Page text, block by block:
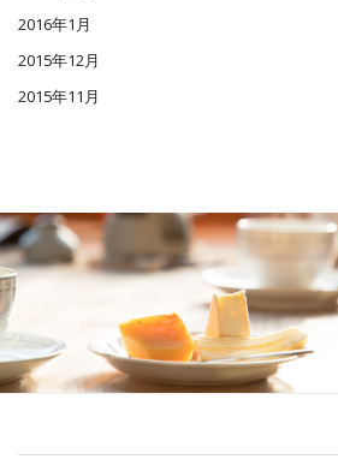
2016年1月
2015年12月
2015年11月